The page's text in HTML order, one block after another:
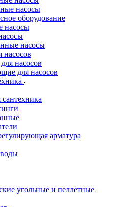
насосы
оборудование
насосы
насосы
насосов
насосов
для насосов
арматура
угольные и пеллетные